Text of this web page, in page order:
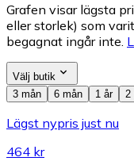
Grafen visar lägsta
eller storlek) som
begagnat ingår inte.
Välj butik
3 mån
6 mån 1 år 2
Lägst nypris just nu
464 kr